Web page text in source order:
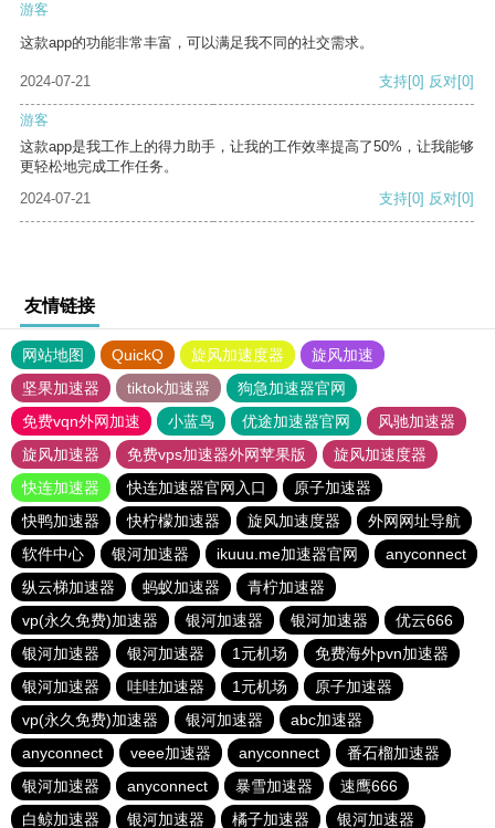
游客
这款app的功能非常丰富，可以满足我不同的社交需求。
2024-07-21 支持[0] 反对[0]
游客
这款app是我工作上的得力助手，让我的工作效率提高了50%，让我能够
更轻松地完成工作任务。
2024-07-21
支持[0] 反对[0]
友情链接
网站地图 QuickQ 旋风加速度器
旋风加速
坚果加速器
tiktok加速器
狗急加速器官网
免费vqn外网加速
小蓝鸟 优途加速器官网
风驰加速器
旋风加速器
免费vps加速器外网苹果版
旋风加速度器
快连加速器
快连加速器官网入口
原子加速器
快鸭加速器
快柠檬加速器 旋风加速度器
外网网址导航
软件中心
银河加速器 ikuuu.me加速器官网
anyconnect
纵云梯加速器
蚂蚁加速器
青柠加速器
vp(永久免费)加速器
银河加速器 银河加速器
优云666
银河加速器
银河加速器 1元机场
免费海外pvn加速器
银河加速器
哇哇加速器 1元机场
原子加速器
vp(永久免费)加速器
银河加速器
abc加速器
anyconnect
veee加速器 anyconnect
番石榴加速器
银河加速器
anyconnect 暴雪加速器
速鹰666
白鲸加速器
银河加速器 橘子加速器 银河加速器